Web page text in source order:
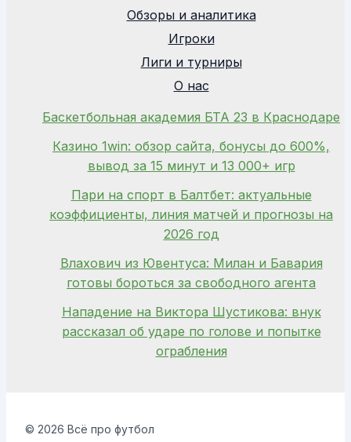
Обзоры и аналитика
Игроки
Лиги и турниры
О нас
Баскетбольная академия БТА 23 в Краснодаре
Казино 1win: обзор сайта, бонусы до 600%,
вывод за 15 минут и 13 000+ игр
Пари на спорт в Балтбет: актуальные
коэффициенты, линия матчей и прогнозы на
2026 год
Влахович из Ювентуса: Милан и Бавария
готовы бороться за свободного агента
Нападение на Виктора Шустикова: внук
рассказал об ударе по голове и попытке
ограбления
© 2026 Всё про футбол